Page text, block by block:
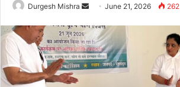
Durgesh Mishra
Send
email
June 21, 2026 262